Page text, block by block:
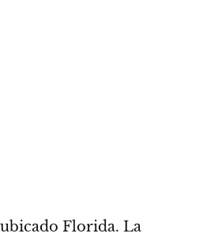
Florida. La